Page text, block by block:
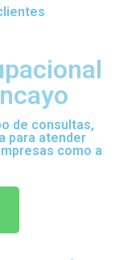
de consultas,
para atender
como a